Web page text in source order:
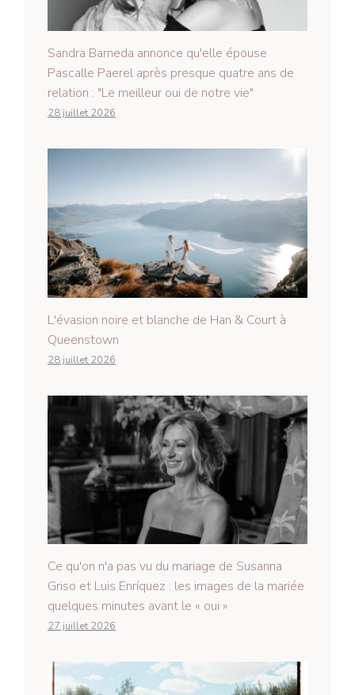
Sandra Barneda annonce qu'elle épouse
Pascalle Paerel après presque quatre ans de
relation : "Le meilleur oui de notre vie"
28 juillet 2026
L'évasion noire et blanche de Han & Court à
Queenstown
28 juillet 2026
Ce qu'on n'a pas vu du mariage de Susanna
Griso et Luis Enríquez : les images de la mariée
quelques minutes avant le « oui »
27 juillet 2026